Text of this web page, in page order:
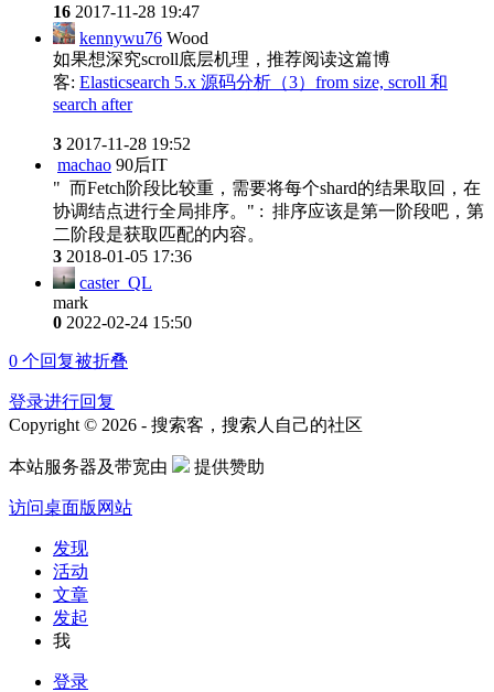
16 2017-11-28 19:47
kennywu76 Wood
如果想深究scroll底层机理，推荐阅读这篇博
客: Elasticsearch 5.x 源码分析（3）from size, scroll 和
search after
3 2017-11-28 19:52
machao 90后IT
" 而Fetch阶段比较重，需要将每个shard的结果取回，在
协调结点进行全局排序。" : 排序应该是第一阶段吧，第
二阶段是获取匹配的内容。
3 2018-01-05 17:36
caster_QL
mark
0 2022-02-24 15:50
0 个回复被折叠
登录进行回复
Copyright © 2026 - 搜索客，搜索人自己的社区
本站服务器及带宽由 提供赞助
访问桌面版网站
发现
活动
文章
发起
我
登录